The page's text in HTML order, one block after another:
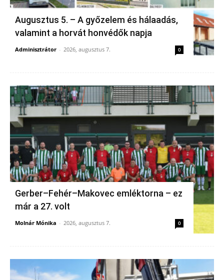
Augusztus 5. – A győzelem és hálaadás,
valamint a horvát honvédők napja
Adminisztrátor - 2026, augusztus 7. 0
Gerber–Fehér–Makovec emléktorna – ez
már a 27. volt
Molnár Mónika - 2026, augusztus 7. 0